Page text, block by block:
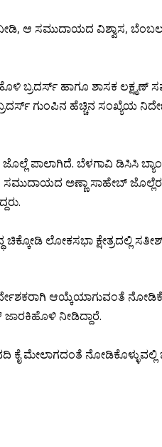
ಆ ಸಮುದಾಯದ ವಿಶ್ವಾಸ, ಬೆಂಬಲ
ಬ್ರದರ್ಸ್ ಹಾಗೂ ಶಾಸಕ ಲಕ್ಷ್ಮಣ್
ಗುಂಪಿನ ಹೆಚ್ಚಿನ ಸಂಖ್ಯೆಯ
ಪಾಲಾಗಿದೆ. ಬೆಳಗಾವಿ ಡಿಸಿಸಿ
ಅಣ್ಣಾ ಸಾಹೇಬ್
ಲೋಕಸಭಾ ಕ್ಷೇತ್ರದಲ್ಲಿ
ಆಯ್ಕೆಯಾಗುವಂತೆ
ನೀಡಿದ್ದಾರೆ.
ಕೈ ಮೇಲಾಗದಂತೆ